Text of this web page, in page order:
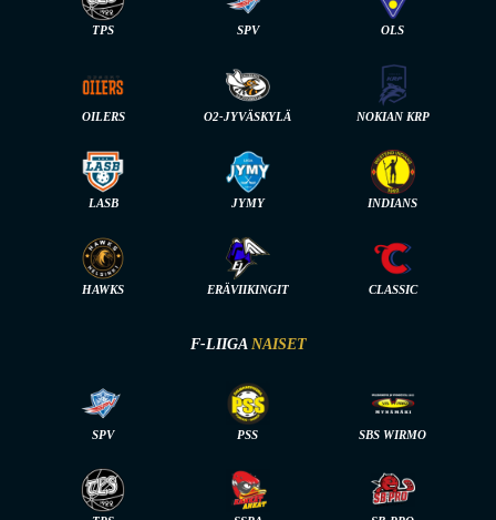
TPS SPV OLS
OILERS O2-JYVÄSKYLÄ NOKIAN KRP
LASB JYMY INDIANS
HAWKS ERÄVIIKINGIT CLASSIC
F-LIIGA NAISET
SPV PSS SBS WIRMO